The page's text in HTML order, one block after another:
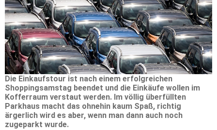
Die Einkaufstour ist nach einem erfolgreichen
Shoppingsamstag beendet und die Einkäufe wollen im
Kofferraum verstaut werden. Im völlig überfüllten
Parkhaus macht das ohnehin kaum Spaß, richtig
ärgerlich wird es aber, wenn man dann auch noch
zugeparkt wurde.